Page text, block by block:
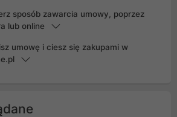
sposób zawarcia umowy, poprzez
lub online
umowę i ciesz się zakupami w